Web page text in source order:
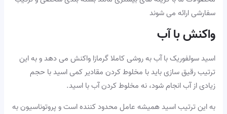
سفارشی ارائه می شوند
واکنش با آب
اسید سولفوریک با آب به روشی کاملا گرمازا واکنش می دهد و به این
ترتیب رقیق سازی باید با مخلوط کردن مقادیر کمی اسید با حجم
زیادی از آب انجام شود، نه مخلوط کردن آب با اسید.
به این ترتیب اسید همیشه عامل محدود کننده است و پروتوناسیون به